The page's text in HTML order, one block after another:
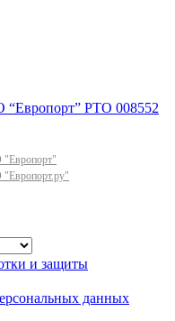
РТО 008552
"Европорт"
"Европорт.ру"
и защиты
данных